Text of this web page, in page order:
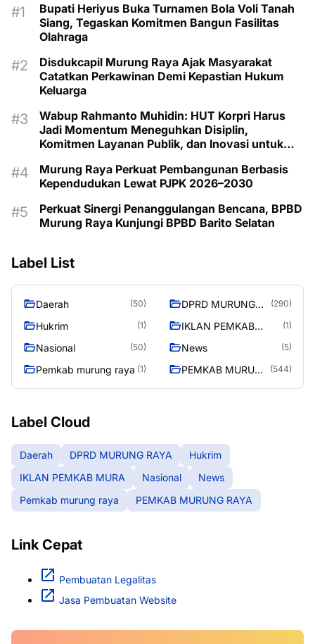
Bupati Heriyus Buka Turnamen Bola Voli Tanah
Siang, Tegaskan Komitmen Bangun Fasilitas
Olahraga
Disdukcapil Murung Raya Ajak Masyarakat
Catatkan Perkawinan Demi Kepastian Hukum
Keluarga
Wabup Rahmanto Muhidin: HUT Korpri Harus
Jadi Momentum Meneguhkan Disiplin,
Komitmen Layanan Publik, dan Inovasi untuk
Murung Raya Perkuat Pembangunan Berbasis
Kependudukan Lewat PJPK 2026–2030
Perkuat Sinergi Penanggulangan Bencana, BPBD
Murung Raya Kunjungi BPBD Barito Selatan
Label List
Daerah (50)
DPRD MURUNG
(290)
Hukrim (1)
IKLAN PEMKAB
(1)
Nasional (50) News (5)
Pemkab murung raya (1)
PEMKAB MURUNG
(544)
Label Cloud
Daerah DPRD MURUNG RAYA
Hukrim
IKLAN PEMKAB MURA
Nasional
News
Pemkab murung raya
PEMKAB MURUNG RAYA
Link Cepat
Pembuatan Legalitas
Jasa Pembuatan Website